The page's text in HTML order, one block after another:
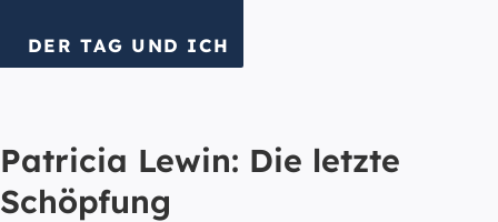
DER TAG UND ICH
Patricia Lewin: Die letzte
Schöpfung